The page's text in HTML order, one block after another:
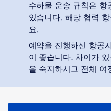
수하물 운송 규칙은 항
있습니다. 해당 협력
요.
예약을 진행하신 항공
이 좋습니다. 차이가
을 숙지하시고 전체 여